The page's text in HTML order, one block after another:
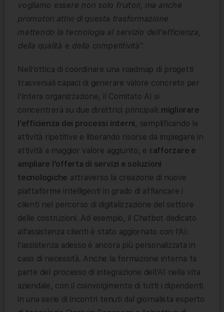
vogliamo essere non solo fruitori, ma anche
promotori attivi di questa trasformazione
mettendo la tecnologia al servizio dell’efficienza,
della qualità e della competitività”.
Nell’ottica di coordinare una roadmap di progetti
trasversali capaci di generare valore concreto per
l’intera organizzazione, il Comitato AI si
concentrerà su due direttrici principali: migliorare
l’efficienza dei processi interni, semplificando le
attività ripetitive e liberando risorse da impiegare in
attività a maggior valore aggiunto, e rafforzare e
ampliare l’offerta di servizi e soluzioni
tecnologiche attraverso la creazione di nuove
piattaforme intelligenti in grado di affiancare i
clienti nel percorso di digitalizzazione del settore
delle costruzioni. Ad esempio, il Chatbot dedicato
all’assistenza clienti è stato aggiornato con l’AI:
l’assistenza adesso è ancora più personalizzata in
caso di necessità. Anche la formazione interna fa
parte del processo di integrazione dell’AI nella vita
aziendale, con il coinvolgimento di tutti i dipendenti
in una serie di incontri tenuti dal giornalista esperto